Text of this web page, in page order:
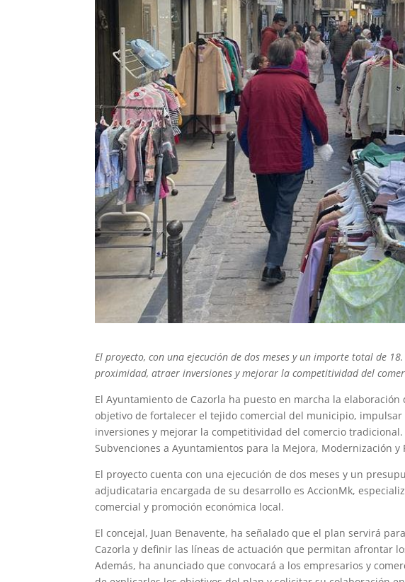
El proyecto, con una ejecución de dos meses y un importe total de
proximidad, atraer inversiones y mejorar la competitividad del
El Ayuntamiento de Cazorla ha puesto en marcha la
objetivo de fortalecer el tejido comercial del municipio,
inversiones y mejorar la competitividad del comercio
Subvenciones a Ayuntamientos para la Mejora, Modernización
El proyecto cuenta con una ejecución de dos meses y un
adjudicataria encargada de su desarrollo es AccionMk,
comercial y promoción económica local.
El concejal, Juan Benavente, ha señalado que el plan servirá
Cazorla y definir las líneas de actuación que permitan afrontar
Además, ha anunciado que convocará a los empresarios y